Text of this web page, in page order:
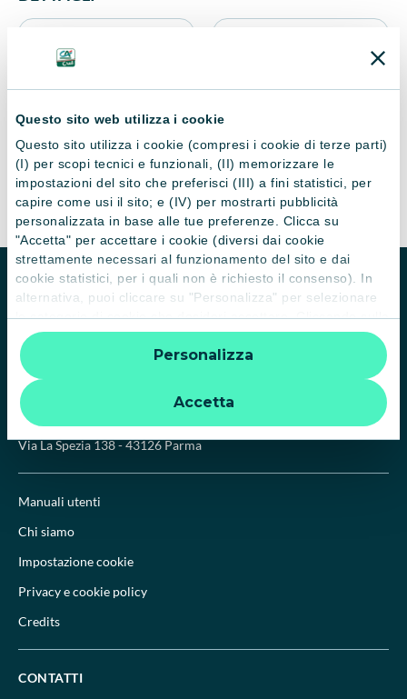
Questo sito web utilizza i cookie
Questo sito utilizza i cookie (compresi i cookie di terze parti)
(I) per scopi tecnici e funzionali, (II) memorizzare le
impostazioni del sito che preferisci (III) a fini statistici, per
capire come usi il sito; e (IV) per mostrarti pubblicità
personalizzata in base alle tue preferenze. Clicca su
"Accetta" per accettare i cookie (diversi dai cookie
strettamente necessari al funzionamento del sito e dai
cookie statistici, per i quali non è richiesto il consenso). In
alternativa, puoi cliccare su "Personalizza" per selezionare
le categorie di cookie che desideri accettare. Cliccando sulla
“X” le impostazioni predefinite vengono lasciate invariate e
quindi la navigazione può continuare senza cookie o altri
strumenti di tracciamento diversi da quelli tecnici. Per
ulteriori informazioni:
informativa privacy
Accetta
Personalizza
9788838419355
Anno di pubblicazione
1993
Nr. Pagine
320
Homepage Biblioteca
CRAL CA Italia APS
Via La Spezia 138 - 43126 Parma
Manuali utenti
Chi siamo
Impostazione cookie
Privacy e cookie policy
Credits
CONTATTI